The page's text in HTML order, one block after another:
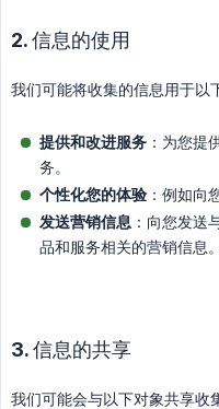
2. 信息的使用
我们可能将收集的信息用于以
提供和改进服务 ：为您提
务。
个性化您的体验：例如向
发送营销信息 ：向您发送
品和服务相关的营销信息。
3. 信息的共享
我们可能会与以下对象共享收